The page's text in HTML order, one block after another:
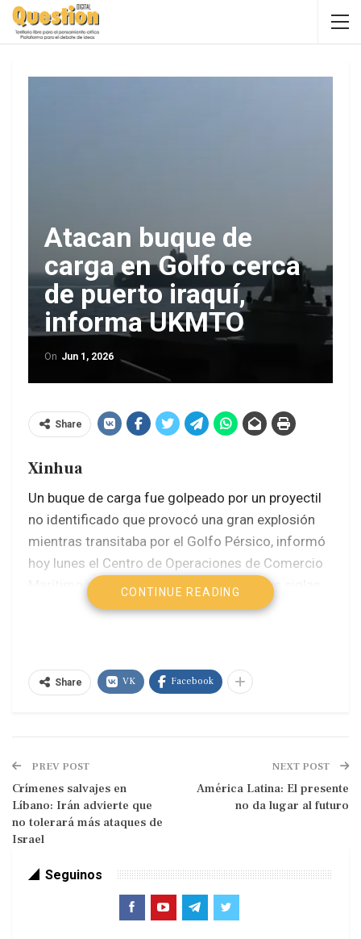
Atacan buque de
carga en Golfo cerca
de puerto iraquí,
informa UKMTO
On Jun 1, 2026
Share
Xinhua
Un buque de carga fue golpeado por un proyectil
no identificado que provocó una gran explosión
mientras transitaba por el Golfo Pérsico, informó
hoy lunes el Centro de Operaciones de Comercio
Marítimo de Reino Unido (UKMTO, por sus siglas
en inglés).
significativa. Hasta ahora no se ha reportado
El reporte no reveló el nombre del buque, su
nacionalidad o si hubo víctimas.
Una imagen adjunta al reporte mostró que el
incidente ocurrió a unas 40 millas náuticas al
sureste de Umm Qasr en el sur de Irak.
La ubicación se encuentra en el Golfo, cerca de la
zona marítima entre Irak y Kuwait.
CONTINUE READING
Share VK Facebook
PREV POST
Crímenes salvajes en
Líbano: Irán advierte que
no tolerará más ataques de
Israel
NEXT POST
América Latina: El presente
no da lugar al futuro
Seguinos